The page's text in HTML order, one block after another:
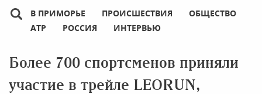
В ПРИМОРЬЕ ПРОИСШЕСТВИЯ
ОБЩЕСТВО
АТР
РОССИЯ ИНТЕРВЬЮ
Более 700 спортсменов приняли
участие в трейле LEORUN,